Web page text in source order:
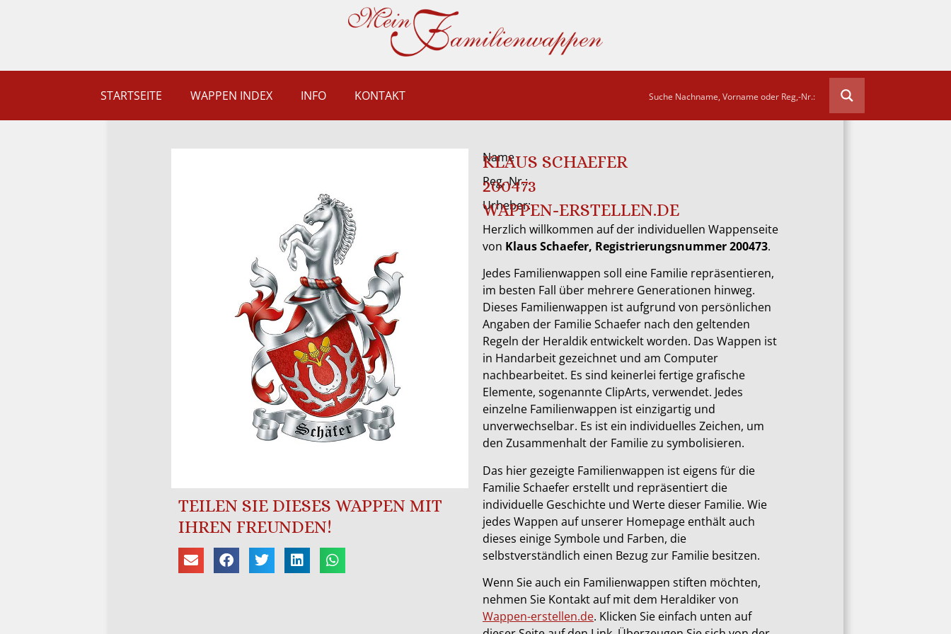
STARTSEITE WAPPEN INDEX INFO KONTAKT
TEILEN SIE DIESES WAPPEN MIT
IHREN FREUNDEN!
Name
KLAUS SCHAEFER
Reg.-Nr.:
200473
Urheber:
WAPPEN-ERSTELLEN.DE
Herzlich willkommen auf der individuellen Wappenseite
von Klaus Schaefer, Registrierungsnummer 200473.
Jedes Familienwappen soll eine Familie repräsentieren,
im besten Fall über mehrere Generationen hinweg.
Dieses Familienwappen ist aufgrund von persönlichen
Angaben der Familie Schaefer nach den geltenden
Regeln der Heraldik entwickelt worden. Das Wappen ist
in Handarbeit gezeichnet und am Computer
nachbearbeitet. Es sind keinerlei fertige grafische
Elemente, sogenannte ClipArts, verwendet. Jedes
einzelne Familienwappen ist einzigartig und
unverwechselbar. Es ist ein individuelles Zeichen, um
den Zusammenhalt der Familie zu symbolisieren.
Das hier gezeigte Familienwappen ist eigens für die
Familie Schaefer erstellt und repräsentiert die
individuelle Geschichte und Werte dieser Familie. Wie
jedes Wappen auf unserer Homepage enthält auch
dieses einige Symbole und Farben, die
selbstverständlich einen Bezug zur Familie besitzen.
Wenn Sie auch ein Familienwappen stiften möchten,
nehmen Sie Kontakt auf mit dem Heraldiker von
Wappen-erstellen.de. Klicken Sie einfach unten auf